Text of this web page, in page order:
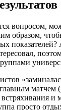
вопросом,
образом,
показателей?
матчем
и
просто